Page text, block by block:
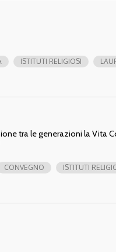
ISTITUTI RELIGIOSI
tra le generazioni la Vita
CONVEGNO ISTITUTI